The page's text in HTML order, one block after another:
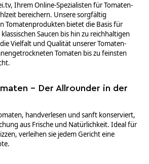
Ihrem Online-Spezialisten für Tomaten-
bereichern. Unsere sorgfältig
Tomatenprodukten bietet die Basis für
Saucen bis hin zu reichhaltigen
Vielfalt und Qualität unserer Tomaten-
Tomaten bis zu feinsten
– Der Allrounder in der
handverlesen und sanft konserviert,
aus Frische und Natürlichkeit. Ideal für
verleihen sie jedem Gericht eine